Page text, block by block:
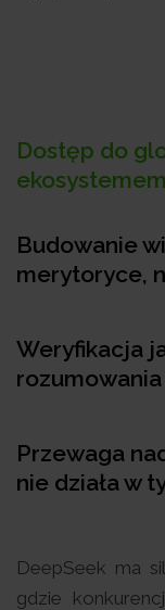
Dostęp do
Budowanie
merytoryce,
Weryfikacja
rozumowania
Przewaga
nie działa w
DeepSeek ma
gdzie